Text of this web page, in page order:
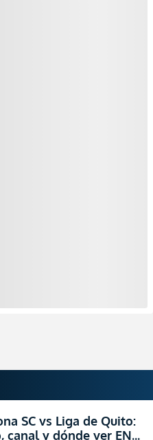
SC vs Liga de Quito:
canal y dónde ver EN